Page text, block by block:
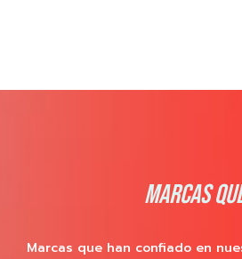
MARCAS
Marcas que han confiado en